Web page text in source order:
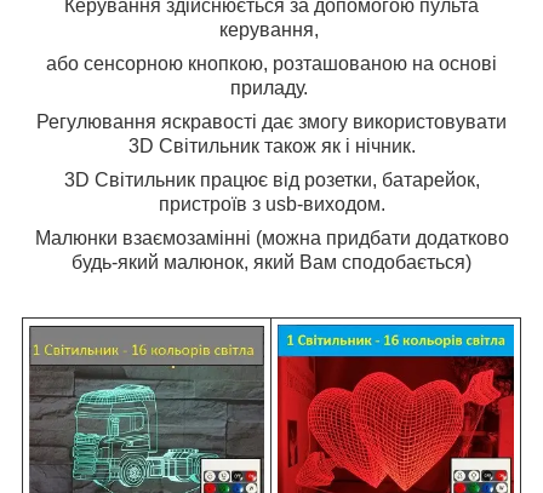
Керування здійснюється за допомогою пульта
керування,
або сенсорною кнопкою, розташованою на основі
приладу.
Регулювання яскравості дає змогу використовувати
3D Світильник також як і нічник.
3D Світильник працює від розетки, батарейок,
пристроїв з usb-виходом.
Малюнки взаємозамінні (можна придбати додатково
будь-який малюнок, який Вам сподобається)